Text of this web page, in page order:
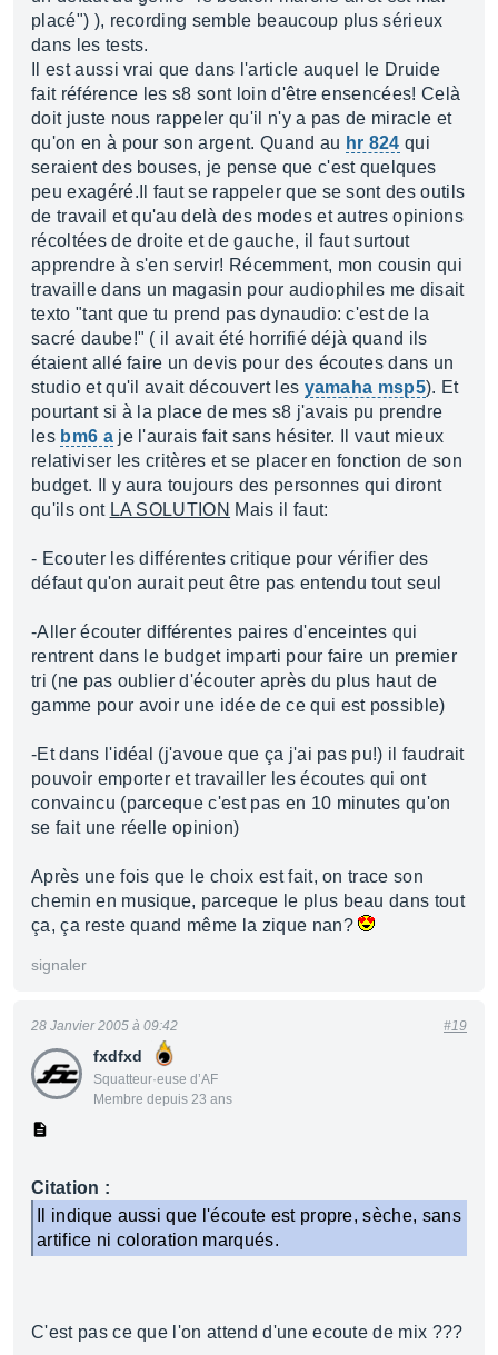
placé") ), recording semble beaucoup plus sérieux
dans les tests.
Il est aussi vrai que dans l'article auquel le Druide
fait référence les s8 sont loin d'être ensencées! Celà
doit juste nous rappeler qu'il n'y a pas de miracle et
qu'on en à pour son argent. Quand au hr 824 qui
seraient des bouses, je pense que c'est quelques
peu exagéré.Il faut se rappeler que se sont des outils
de travail et qu'au delà des modes et autres opinions
récoltées de droite et de gauche, il faut surtout
apprendre à s'en servir! Récemment, mon cousin qui
travaille dans un magasin pour audiophiles me disait
texto "tant que tu prend pas dynaudio: c'est de la
sacré daube!" ( il avait été horrifié déjà quand ils
étaient allé faire un devis pour des écoutes dans un
studio et qu'il avait découvert les yamaha msp5). Et
pourtant si à la place de mes s8 j'avais pu prendre
les bm6 aje l'aurais fait sans hésiter. Il vaut mieux
relativiser les critères et se placer en fonction de son
budget. Il y aura toujours des personnes qui diront
qu'ils ont LA SOLUTION Mais il faut:
- Ecouter les différentes critique pour vérifier des
défaut qu'on aurait peut être pas entendu tout seul
-Aller écouter différentes paires d'enceintes qui
rentrent dans le budget imparti pour faire un premier
tri (ne pas oublier d'écouter après du plus haut de
gamme pour avoir une idée de ce qui est possible)
-Et dans l'idéal (j'avoue que ça j'ai pas pu!) il faudrait
pouvoir emporter et travailler les écoutes qui ont
convaincu (parceque c'est pas en 10 minutes qu'on
se fait une réelle opinion)
Après une fois que le choix est fait, on trace son
chemin en musique, parceque le plus beau dans tout
ça, ça reste quand même la zique nan?
signaler
fxdfxd
Squatteur·euse d’AF
Membre depuis 23 ans
28 Janvier 2005 à 09:42 #19
Citation :
Il indique aussi que l'écoute est propre, sèche, sans
artifice ni coloration marqués.
C'est pas ce que l'on attend d'une ecoute de mix ???